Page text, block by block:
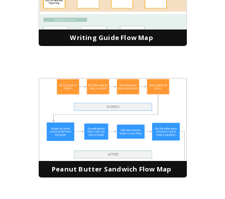
Writing Guide Flow Map
Peanut Butter Sandwich Flow Map